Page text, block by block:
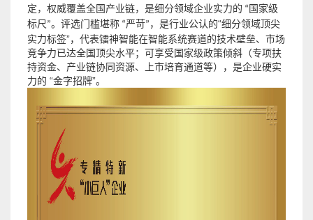
定，权威覆盖全国产业链，是细分领域企业实力的 “国家级
标尺”。评选门槛堪称 “严苛” ， 是行业公认的“细分领域顶尖
实力标签”，代表镭神智能在智能系统赛道的技术壁垒、市场
竞争力已达全国顶尖水平；可享受国家级政策倾斜（专项扶
持资金、产业链协同资源、上市培育通道等），是企业硬实
力的 “金字招牌”。